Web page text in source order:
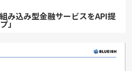
み込み型金融サービスをAPI提
」